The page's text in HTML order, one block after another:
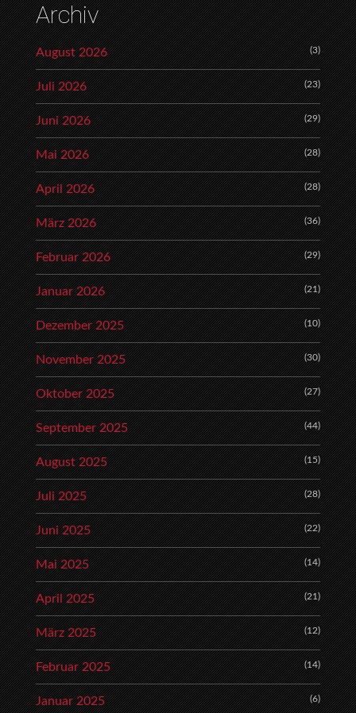
Archiv
August 2026 (3)
Juli 2026 (23)
Juni 2026 (29)
Mai 2026 (28)
April 2026 (28)
März 2026 (36)
Februar 2026 (29)
Januar 2026 (21)
Dezember 2025 (10)
November 2025 (30)
Oktober 2025 (27)
September 2025 (44)
August 2025 (15)
Juli 2025 (28)
Juni 2025 (22)
Mai 2025 (14)
April 2025 (21)
März 2025 (12)
Februar 2025 (14)
Januar 2025 (6)